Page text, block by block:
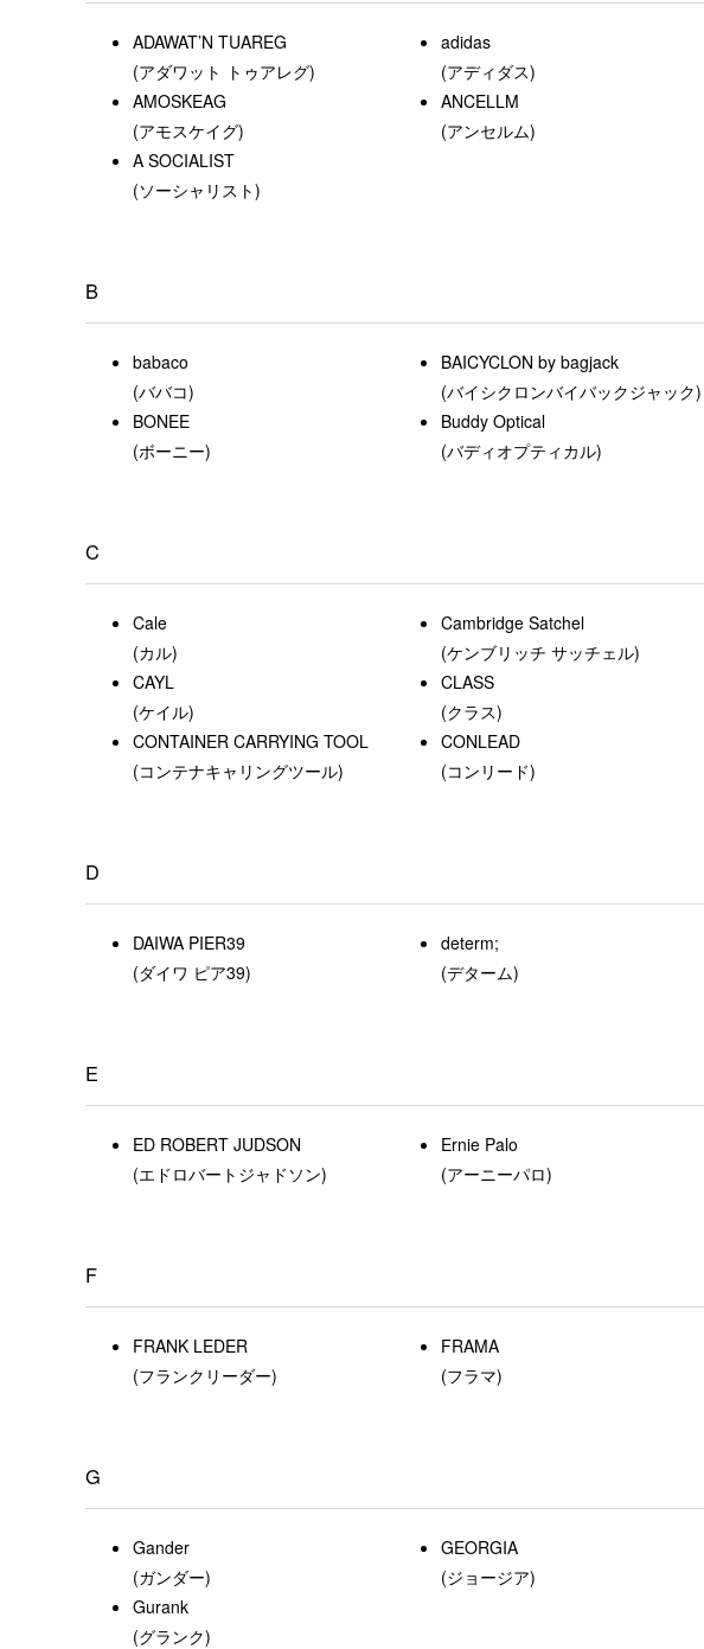
ADAWAT’N TUAREG
(アダワット トゥアレグ)
adidas
(アディダス)
AMOSKEAG
(アモスケイグ)
ANCELLM
(アンセルム)
A SOCIALIST
(ソーシャリスト)
B
babaco
(ババコ)
BAICYCLON by bagjack
(バイシクロンバイバックジャック)
BONEE
(ボーニー)
Buddy Optical
(バディオプティカル)
C
Cale
(カル)
Cambridge Satchel
(ケンブリッチ サッチェル)
CAYL
(ケイル)
CLASS
(クラス)
CONTAINER CARRYING TOOL
(コンテナキャリングツール)
CONLEAD
(コンリード)
D
DAIWA PIER39
(ダイワ ピア39)
determ;
(デターム)
E
ED ROBERT JUDSON
(エドロバートジャドソン)
Ernie Palo
(アーニーパロ)
F
FRANK LEDER
(フランクリーダー)
FRAMA
(フラマ)
G
Gander
(ガンダー)
GEORGIA
(ジョージア)
Gurank
(グランク)